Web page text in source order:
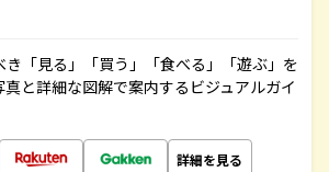
「見る」「買う」「食べる」「遊ぶ」を
と詳細な図解で案内するビジュアルガイ
詳細を見る